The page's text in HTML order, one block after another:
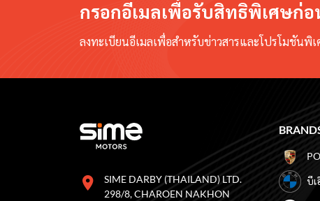
กรอกอีเมลเพื่อรับสิทธิพิเศษก่อ
ลงทะเบียนอีเมลเพื่อสำหรับข่าวสารและโปรโมชันพิ
SIME DARBY (THAILAND) LTD.
298/8, CHAROEN NAKHON
บีเ